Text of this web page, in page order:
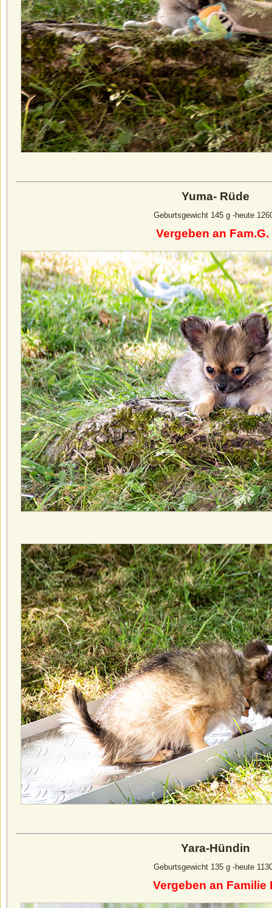
Yuma- Rüde
Geburtsgewicht 145 g -heute
Vergeben an Fam.G.
Yara-Hündin
Geburtsgewicht 135 g -heute
Vergeben an Familie